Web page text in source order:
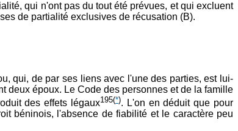
qui n'ont pas du tout été prévues, et qui excluent
de partialité exclusives de récusation (B).
qui, de par ses liens avec l'une des parties, est lui-
deux époux. Le Code des personnes et de la famille
des effets légaux195(*). L'on en déduit que pour
béninois, l'absence de fiabilité et le caractère peu